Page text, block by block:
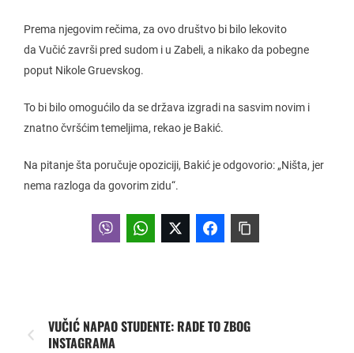
Prema njegovim rečima, za ovo društvo bi bilo lekovito
da Vučić završi pred sudom i u Zabeli, a nikako da pobegne
poput Nikole Gruevskog.
To bi bilo omogućilo da se država izgradi na sasvim novim i
znatno čvršćim temeljima, rekao je Bakić.
Na pitanje šta poručuje opoziciji, Bakić je odgovorio: „Ništa, jer
nema razloga da govorim zidu“.
VUČIĆ NAPAO STUDENTE: RADE TO ZBOG
INSTAGRAMA